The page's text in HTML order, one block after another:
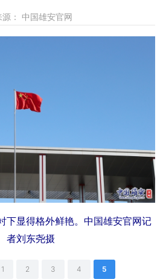
： 中国雄安官网
下显得格外鲜艳。中国雄安官网记
者刘东尧摄
1 2 3 4 5